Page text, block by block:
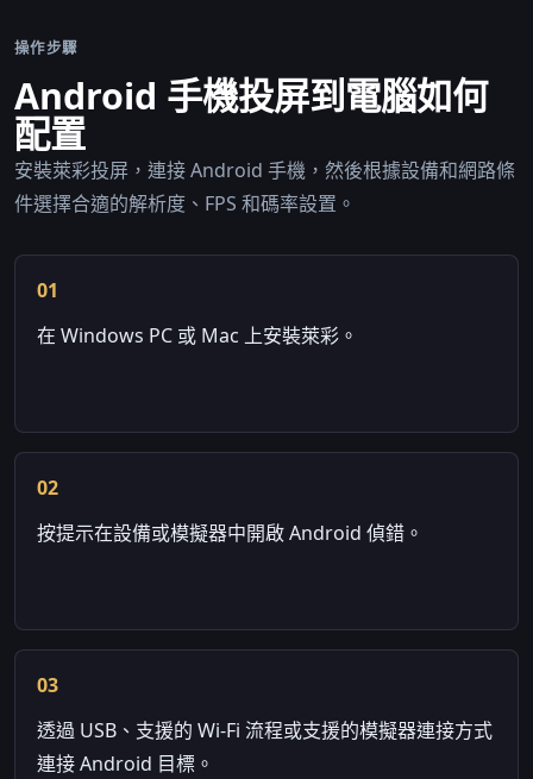
操作步驟
Android 手機投屏到電腦如何
配置
安裝萊彩投屏，連接 Android 手機，然後根據設備和網路條
件選擇合適的解析度、FPS 和碼率設置。
01
在 Windows PC 或 Mac 上安裝萊彩。
02
按提示在設備或模擬器中開啟 Android 偵錯。
03
透過 USB、支援的 Wi-Fi 流程或支援的模擬器連接方式
連接 Android 目標。